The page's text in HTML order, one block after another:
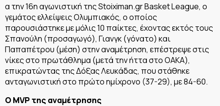
α την 16η αγωνιστική της Stoiximan.gr Basket League, ο
γεμάτος ελλείψεις Ολυμπιακός, ο οποίος
παρουσιάστηκε με μόλις 10 παίκτες, έχοντας εκτός τους
Σπανούλη (προσαγωγό), Γιανγκ (γόνατο) και
Παπαπέτρου (μέση) στην αναμέτρηση, επέστρεψε στις
νίκες στο πρωτάθλημα (μετά την ήττα στο ΟΑΚΑ),
επικρατώντας της Δόξας Λευκάδας, που στάθηκε
ανταγωνιστική στο πρώτο ημίχρονο (37-29), με 84-60.
Ο MVP της αναμέτρησης